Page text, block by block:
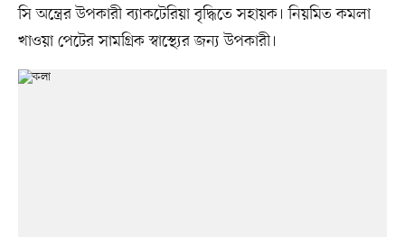
সি অন্ত্রের উপকারী ব্যাকটেরিয়া বৃদ্ধিতে সহায়ক। নিয়মিত কমলা
খাওয়া পেটের সামগ্রিক স্বাস্থ্যের জন্য উপকারী।